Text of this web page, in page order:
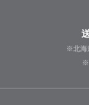
※北海
※